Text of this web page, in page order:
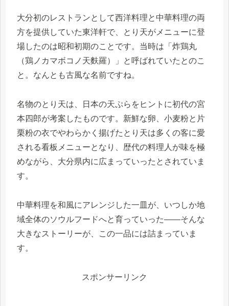
大分初のレストランとして西洋料理と中華料理の両
方を提供していた東洋軒で、とり天がメニューに登
場したのは昭和初期のことです。当時は「炸鶏丸
（鶏ノカマボコノ天麩羅）」と呼ばれていたとのこ
と。なんとも古風な名前ですね。
名物のとり天は、日本の天ぷらをヒントに初代の宮
本四郎が考案したものです。新鮮な卵、小麦粉と片
栗粉の衣でやわらかく揚げたとり天は多くの客に愛
される看板メニューとなり、歴代の料理人が味を極
めながら、大分県内に広まっていったとされていま
す。
中華料理を和風にアレンジした一皿が、いつしか地
域全体のソウルフードへと育っていった——そんな
大きなストーリーが、この一品には詰まっていま
す。
スポンサーリンク